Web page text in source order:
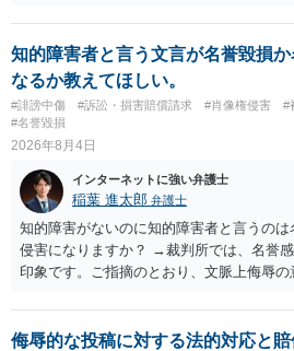
に個別に相談されると良いでしょう。
知的障害者と言う文言が名誉毀損
なるか教えてほしい。
#誹謗中傷 #訴訟・損害賠償請求 #肖像権侵害 #
#名誉毀損
2026年8月4日
インターネットに強い弁護士
稲葉 進太郎 弁護士
知的障害がないのに知的障害者と言うの
侵害になりますか？ →裁判所では、名誉
印象です。ご指摘のとおり、文脈上侮辱
侮辱的な投稿に対する法的対応と